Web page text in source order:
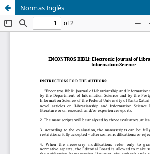
Normas Inglês